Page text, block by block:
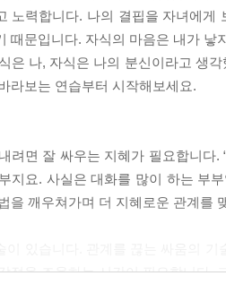
노력합니다. 나의 결핍을 자녀에
때문입니다. 자식의 마음은 내가
은 나, 자식은 나의 분신이라고 생
라보는 연습부터 시작해보세요.
려면 잘 싸우는 지혜가 필요합니다
지요. 사실은 대화를 많이 하는 부
을 깨우쳐가며 더 지혜로운 관계를
정을 조율하는 시간이 필요합니다.